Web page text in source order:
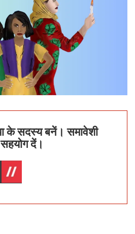
के सदस्य बनें। समावेशी
सहयोग दें।